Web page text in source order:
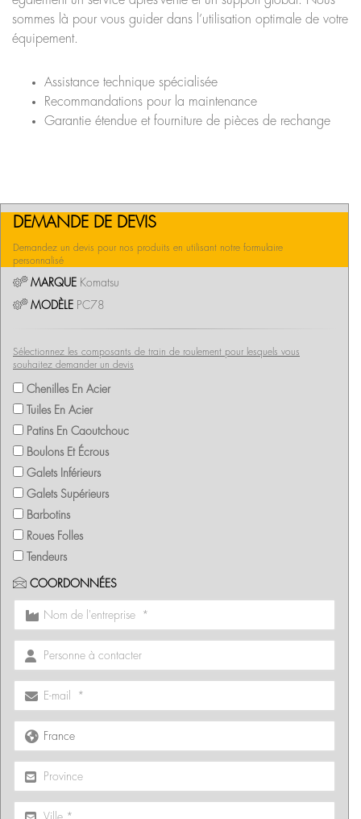
sommes là pour vous guider dans l’utilisation optimale de votre
équipement.
Assistance technique spécialisée
Recommandations pour la maintenance
Garantie étendue et fourniture de pièces de rechange
DEMANDE DE DEVIS
Demandez un devis pour nos produits en utilisant notre formulaire
personnalisé
MARQUE Komatsu
MODÈLE PC78
Sélectionnez les composants de train de roulement pour lesquels vous
souhaitez demander un devis
Chenilles En Acier
Tuiles En Acier
Patins En Caoutchouc
Boulons Et Écrous
Galets Inférieurs
Galets Supérieurs
Barbotins
Roues Folles
Tendeurs
COORDONNÉES